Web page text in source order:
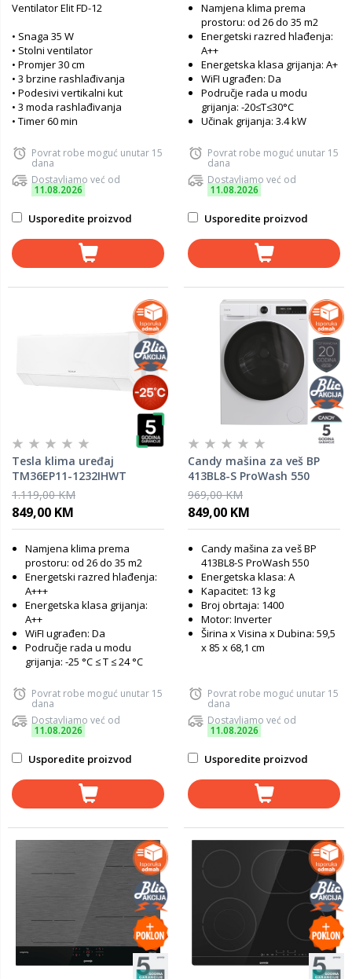
Ventilator Elit FD-12
• Snaga 35 W
• Stolni ventilator
• Promjer 30 cm
• 3 brzine rashlađivanja
• Podesivi vertikalni kut
• 3 moda rashlađivanja
• Timer 60 min
Povrat robe moguć unutar 15
dana
Dostavljamo već od
11.08.2026
Usporedite proizvod
Namjena klima prema
prostoru: od 26 do 35 m2
Energetski razred hlađenja:
A++
Energetska klasa grijanja: A+
WiFI ugrađen: Da
Područje rada u modu
grijanja: -20≤T≤30°C
Učinak grijanja: 3.4 kW
Povrat robe moguć unutar 15
dana
Dostavljamo već od
11.08.2026
Usporedite proizvod
Tesla klima uređaj
TM36EP11-1232IHWT
1.119,00 KM
849,00 KM
Namjena klima prema
prostoru: od 26 do 35 m2
Energetski razred hlađenja:
A+++
Energetska klasa grijanja:
A++
WiFI ugrađen: Da
Područje rada u modu
grijanja: -25 °C ≤ T ≤ 24 °C
Povrat robe moguć unutar 15
dana
Dostavljamo već od
11.08.2026
Usporedite proizvod
Candy mašina za veš BP
413BL8-S ProWash 550
969,00 KM
849,00 KM
Candy mašina za veš BP
413BL8-S ProWash 550
Energetska klasa: A
Kapacitet: 13 kg
Broj obrtaja: 1400
Motor: Inverter
Širina x Visina x Dubina: 59,5
x 85 x 68,1 cm
Povrat robe moguć unutar 15
dana
Dostavljamo već od
11.08.2026
Usporedite proizvod